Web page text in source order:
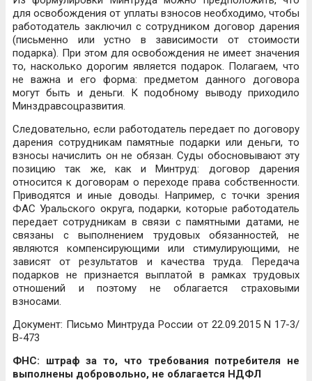
для освобождения от уплаты взносов необходимо, чтобы
работодатель заключил с сотрудником договор дарения
(письменно или устно в зависимости от стоимости
подарка). При этом для освобождения не имеет значения
то, насколько дорогим является подарок. Полагаем, что
не важна и его форма: предметом данного договора
могут быть и деньги. К подобному выводу приходило
Минздравсоцразвития.
Следовательно, если работодатель передает по договору
дарения сотрудникам памятные подарки или деньги, то
взносы начислить он не обязан. Суды обосновывают эту
позицию так же, как и Минтруд: договор дарения
относится к договорам о переходе права собственности.
Приводятся и иные доводы. Например, с точки зрения
ФАС Уральского округа, подарки, которые работодатель
передает сотрудникам в связи с памятными датами, не
связаны с выполнением трудовых обязанностей, не
являются компенсирующими или стимулирующими, не
зависят от результатов и качества труда. Передача
подарков не признается выплатой в рамках трудовых
отношений и поэтому не облагается страховыми
взносами.
Документ: Письмо Минтруда России от 22.09.2015 N 17-3/
В-473
ФНС: штраф за то, что требования потребителя не
выполнены добровольно, не облагается НДФЛ